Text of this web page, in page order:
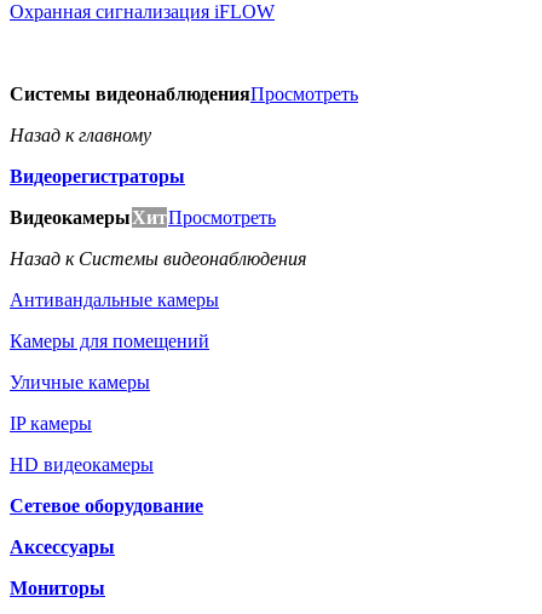
Охранная сигнализация iFLOW
Системы видеонаблюденияПросмотреть
Назад к главному
Видеорегистраторы
ВидеокамерыХитПросмотреть
Назад к Системы видеонаблюдения
Антивандальные камеры
Камеры для помещений
Уличные камеры
IP камеры
HD видеокамеры
Сетевое оборудование
Аксессуары
Мониторы